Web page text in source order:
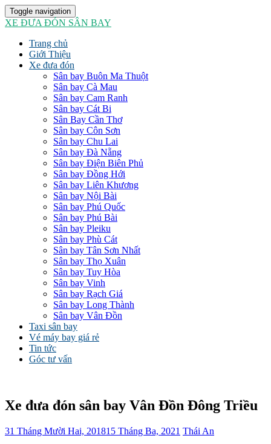
Toggle navigation
XE ĐƯA ĐÓN SÂN BAY
Trang chủ
Giới Thiệu
Xe đưa đón
Sân bay Buôn Ma Thuột
Sân bay Cà Mau
Sân bay Cam Ranh
Sân bay Cát Bi
Sân Bay Cần Thơ
Sân bay Côn Sơn
Sân bay Chu Lai
Sân bay Đà Nẵng
Sân bay Điện Biên Phủ
Sân bay Đồng Hới
Sân bay Liên Khương
Sân bay Nội Bài
Sân bay Phú Quốc
Sân bay Phú Bài
Sân bay Pleiku
Sân bay Phù Cát
Sân bay Tân Sơn Nhất
Sân bay Thọ Xuân
Sân bay Tuy Hòa
Sân bay Vinh
Sân bay Rạch Giá
Sân bay Long Thành
Sân bay Vân Đồn
Taxi sân bay
Vé máy bay giá rẻ
Tin tức
Góc tư vấn
Xe đưa đón sân bay Vân Đồn Đông Triều
31 Tháng Mười Hai, 201815 Tháng Ba, 2021 Thái An